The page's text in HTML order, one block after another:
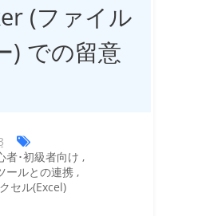
(ファイル
) での留意
者･初級者向け ,
ールとの連携,
セル(Excel)